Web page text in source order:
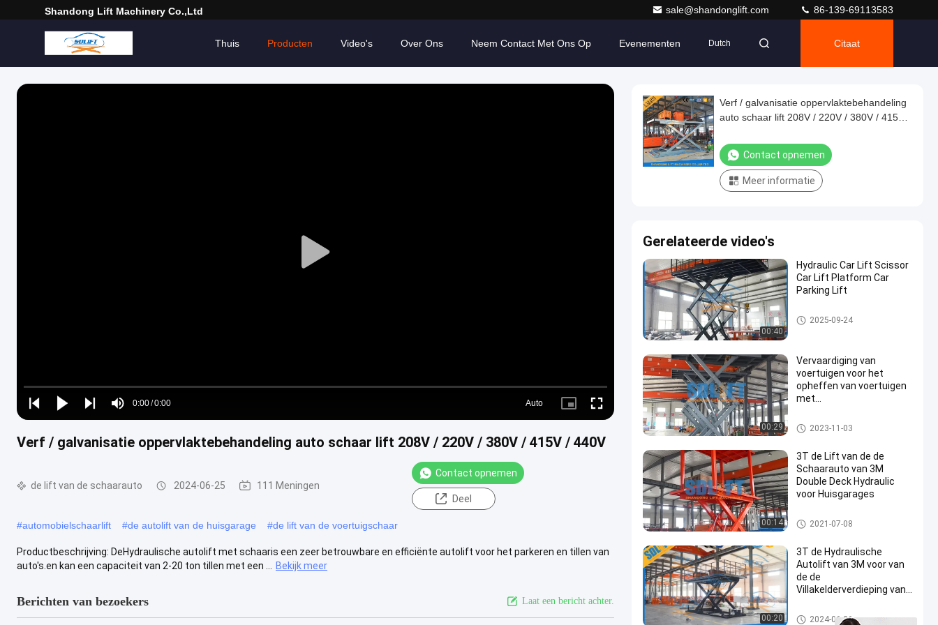
Shandong Lift Machinery Co.,Ltd sale@shandonglift.com 86-139-69113583
Thuis Producten Video's Over Ons Neem Contact Met Ons Op Evenementen Dutch Citaat
Play
Play
Play
Play
Mute
Time
0:00/0:00
Loaded:
0%
Auto
Picture- Fullscreen
Verf / galvanisatie oppervlaktebehandeling auto schaar lift 208V / 220V / 380V / 415V / 440V
de lift van de schaarauto 2024-06-25 111 Meningen
Contact opnemen
Deel
#automobielschaarlift #de autolift van de huisgarage #de lift van de voertuigschaar
Productbeschrijving: DeHydraulische autolift met schaaris een zeer betrouwbare en efficiënte autolift voor het parkeren en tillen van
auto's.en kan een capaciteit van 2-20 ton tillen met een ...
Bekijk meer
Berichten van bezoekers Laat een bericht achter.
Verf / galvanisatie oppervlaktebehandeling
auto schaar lift 208V / 220V / 380V / 415V /
Contact opnemen
Meer informatie
Gerelateerde video's
00:40
Hydraulic Car Lift Scissor
Car Lift Platform Car
Parking Lift
de lift van de schaarauto
2025-09-24
00:29
Vervaardiging van
voertuigen voor het
opheffen van voertuigen
met
de lift van de schaarauto
2023-11-03
00:14
3T de Lift van de de
Schaarauto van 3M
Double Deck Hydraulic
voor Huisgarages
de lift van de schaarauto
2021-07-08
00:20
3T de Hydraulische
Autolift van 3M voor van
de de
Villakelderverdieping van
het de Autoparkeren
de lift van de schaarauto
2024-06-26